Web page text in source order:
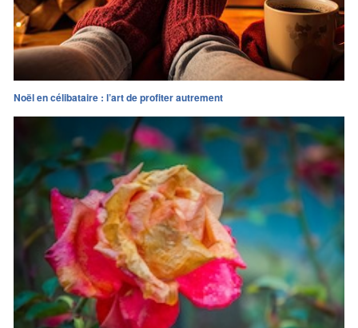
Noël en célibataire : l’art de profiter autrement